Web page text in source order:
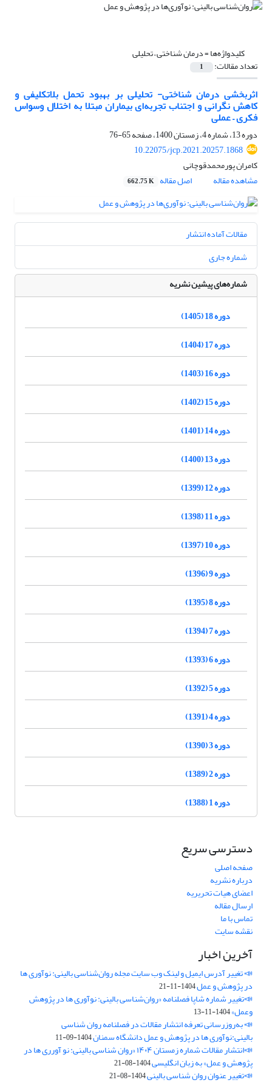
کلیدواژه‌ها =درمان شناختی – تحلیلی
تعداد مقالات: 1
اثربخشی درمان شناختی- تحلیلی بر بهبود تحمل بلاتکلیفی و
کاهش نگرانی و اجتناب تجربه‌ای بیماران مبتلا به اختلال وسواس
فکری – عملی
دوره 13، شماره 4، زمستان 1400، صفحه
65-76
10.22075/jcp.2021.20257.1868
کامران پورمحمدقوچانی
مشاهده مقاله
اصل مقاله 662.75 K
مقالات آماده انتشار
شماره جاری
شماره‌های پیشین نشریه
دوره 18 (1405)
دوره 17 (1404)
دوره 16 (1403)
دوره 15 (1402)
دوره 14 (1401)
دوره 13 (1400)
دوره 12 (1399)
دوره 11 (1398)
دوره 10 (1397)
دوره 9 (1396)
دوره 8 (1395)
دوره 7 (1394)
دوره 6 (1393)
دوره 5 (1392)
دوره 4 (1391)
دوره 3 (1390)
دوره 2 (1389)
دوره 1 (1388)
دسترسی سریع
صفحه اصلی
درباره نشریه
اعضای هیات تحریریه
ارسال مقاله
تماس با ما
نقشه سایت
آخرین اخبار
📣 تغییر آدرس ایمیل و لینک وب‌ سایت مجله روان‌شناسی بالینی: نوآوری ها
در پژوهش و عمل1404-11-21
📣تغییر شماره شاپا فصلنامه «روان‌شناسی بالینی: نوآوری ها در پژوهش
وعمل»1404-11-13
📣 به‌روزرسانی تعرفه انتشار مقالات در فصلنامه روان شناسی
بالینی:نوآوری ها در پژوهش و عمل دانشگاه سمنان1404-09-11
📣انتشار مقالات شماره زمستان ۱۴۰۴ «روان شناسی بالینی: نو آورری ها در
پژوهش و عمل» به زبان انگلیسی1404-08-21
📣تغییر عنوان روان شناسی بالینی1404-08-21